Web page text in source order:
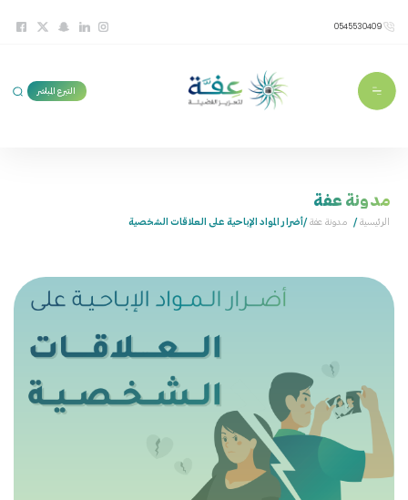
0545530409
التبرع المباشر
مدونة عفة
الرئيسية/ مدونة عفة/أضرار المواد الإباحية على العلاقات الشخصية